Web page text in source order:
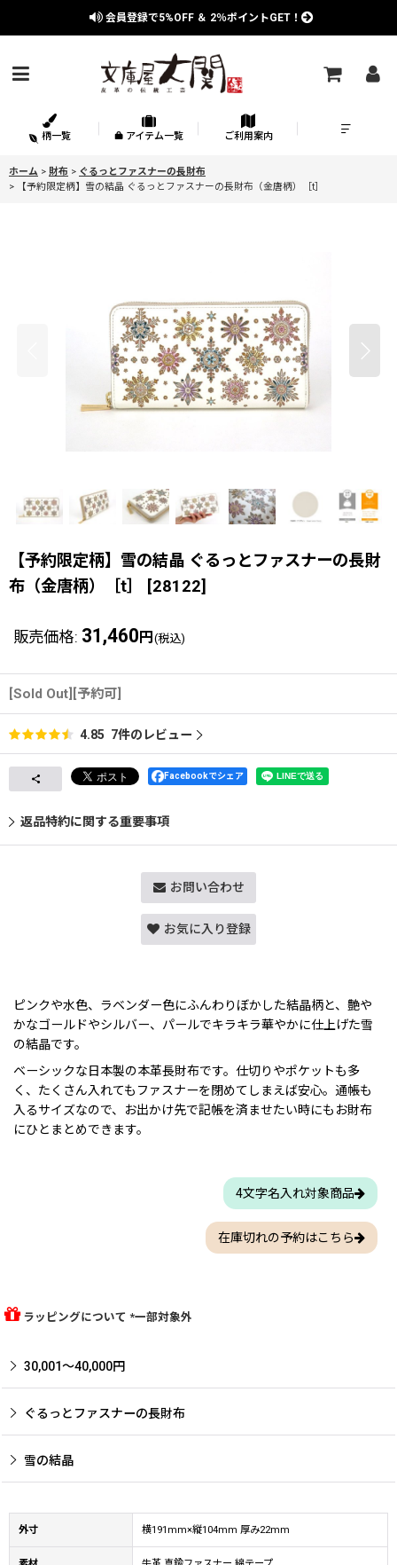
会員登録で5%OFF ＆ 2％ポイントGET！
柄一覧 アイテム一覧 ご利用案内
ホーム > 財布 > ぐるっとファスナーの長財布
>
【予約限定柄】雪の結晶 ぐるっとファスナーの長財布（金唐柄）［t］
【予約限定柄】雪の結晶 ぐるっとファスナーの長財
布（金唐柄）［t］
[28122]
販売価格: 31,460 円 (税込)
[Sold Out][予約可]
4.85 7件のレビュー
Facebookでシェア
返品特約に関する重要事項
お問い合わせ
お気に入り登録
ピンクや水色、ラベンダー色にふんわりぼかした結晶柄と、艶や
かなゴールドやシルバー、パールでキラキラ華やかに仕上げた雪
の結晶です。
ベーシックな日本製の本革長財布です。仕切りやポケットも多
く、たくさん入れてもファスナーを閉めてしまえば安心。通帳も
入るサイズなので、お出かけ先で記帳を済ませたい時にもお財布
にひとまとめできます。
4文字名入れ対象商品
在庫切れの予約はこちら
ラッピングについて *一部対象外
30,001〜40,000円
ぐるっとファスナーの長財布
雪の結晶
外寸 横191mm×縦104mm 厚み22mm